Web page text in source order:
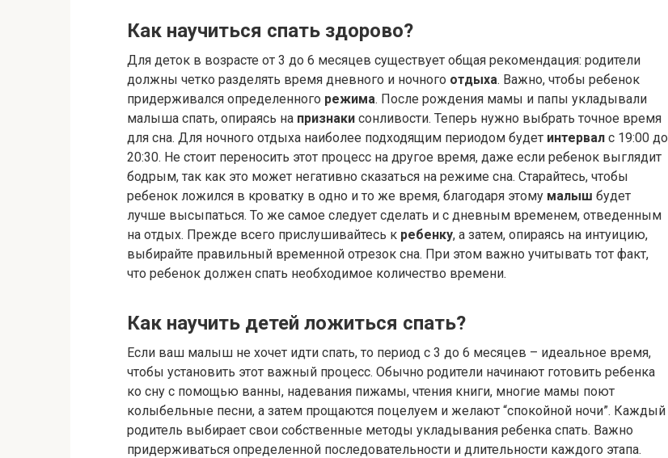
Как научиться спать здорово?
Для деток в возрасте от 3 до 6 месяцев существует общая рекомендация: родители
должны четко разделять время дневного и ночного отдыха. Важно, чтобы ребенок
придерживался определенного режима. После рождения мамы и папы укладывали
малыша спать, опираясь на признаки сонливости. Теперь нужно выбрать точное время
для сна. Для ночного отдыха наиболее подходящим периодом будет интервал с 19:00 до
20:30. Не стоит переносить этот процесс на другое время, даже если ребенок выглядит
бодрым, так как это может негативно сказаться на режиме сна. Старайтесь, чтобы
ребенок ложился в кроватку в одно и то же время, благодаря этому малыш будет
лучше высыпаться. То же самое следует сделать и с дневным временем, отведенным
на отдых. Прежде всего прислушивайтесь к ребенку, а затем, опираясь на интуицию,
выбирайте правильный временной отрезок сна. При этом важно учитывать тот факт,
что ребенок должен спать необходимое количество времени.
Как научить детей ложиться спать?
Если ваш малыш не хочет идти спать, то период с 3 до 6 месяцев – идеальное время,
чтобы установить этот важный процесс. Обычно родители начинают готовить ребенка
ко сну с помощью ванны, надевания пижамы, чтения книги, многие мамы поют
колыбельные песни, а затем прощаются поцелуем и желают “спокойной ночи”. Каждый
родитель выбирает свои собственные методы укладывания ребенка спать. Важно
придерживаться определенной последовательности и длительности каждого этапа.